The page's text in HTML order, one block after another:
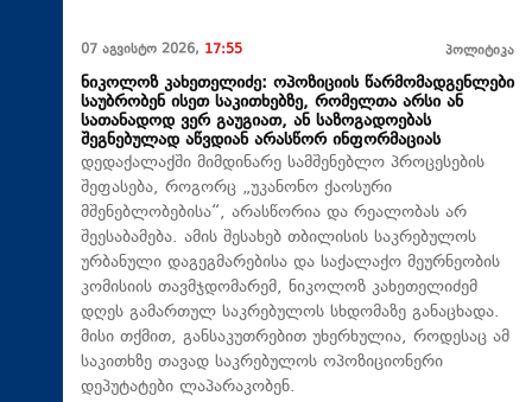
07 აგვისტო 2026, 17:55 პოლიტიკა
ნიკოლოზ კახეთელიძე: ოპოზიციის წარმომადგენლები
საუბრობენ ისეთ საკითხებზე, რომელთა არსი ან
სათანადოდ ვერ გაუგიათ, ან საზოგადოებას
შეგნებულად აწვდიან არასწორ ინფორმაციას
დედაქალაქში მიმდინარე სამშენებლო პროცესების
შეფასება, როგორც „უკანონო ქაოსური
მშენებლობებისა“, არასწორია და რეალობას არ
შეესაბამება. ამის შესახებ თბილისის საკრებულოს
ურბანული დაგეგმარებისა და საქალაქო მეურნეობის
კომისიის თავმჯდომარემ, ნიკოლოზ კახეთელიძემ
დღეს გამართულ საკრებულოს სხდომაზე განაცხადა.
მისი თქმით, განსაკუთრებით უხერხულია, როდესაც ამ
საკითხზე თავად საკრებულოს ოპოზიციონერი
დეპუტატები ლაპარაკობენ.